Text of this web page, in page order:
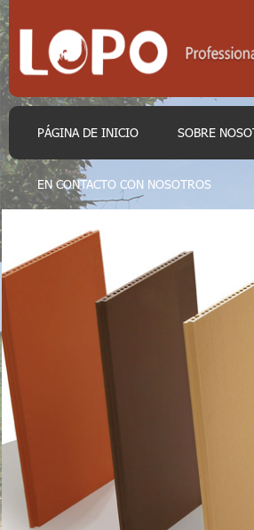
PÁGINA DE INICIO SOBRE
EN CONTACTO CON NOSOTROS